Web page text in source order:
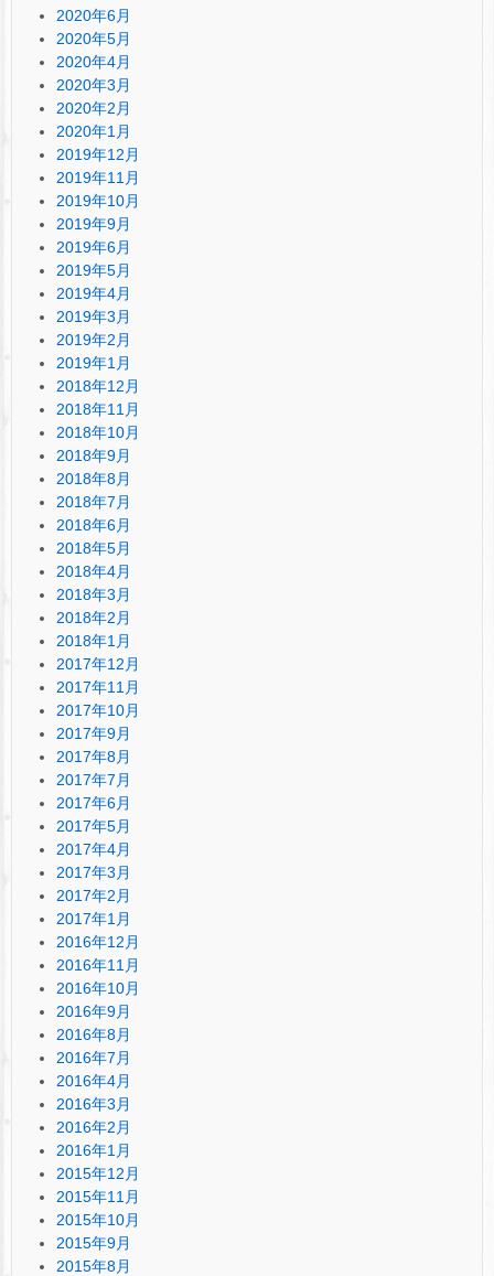
2020年6月
2020年5月
2020年4月
2020年3月
2020年2月
2020年1月
2019年12月
2019年11月
2019年10月
2019年9月
2019年6月
2019年5月
2019年4月
2019年3月
2019年2月
2019年1月
2018年12月
2018年11月
2018年10月
2018年9月
2018年8月
2018年7月
2018年6月
2018年5月
2018年4月
2018年3月
2018年2月
2018年1月
2017年12月
2017年11月
2017年10月
2017年9月
2017年8月
2017年7月
2017年6月
2017年5月
2017年4月
2017年3月
2017年2月
2017年1月
2016年12月
2016年11月
2016年10月
2016年9月
2016年8月
2016年7月
2016年4月
2016年3月
2016年2月
2016年1月
2015年12月
2015年11月
2015年10月
2015年9月
2015年8月